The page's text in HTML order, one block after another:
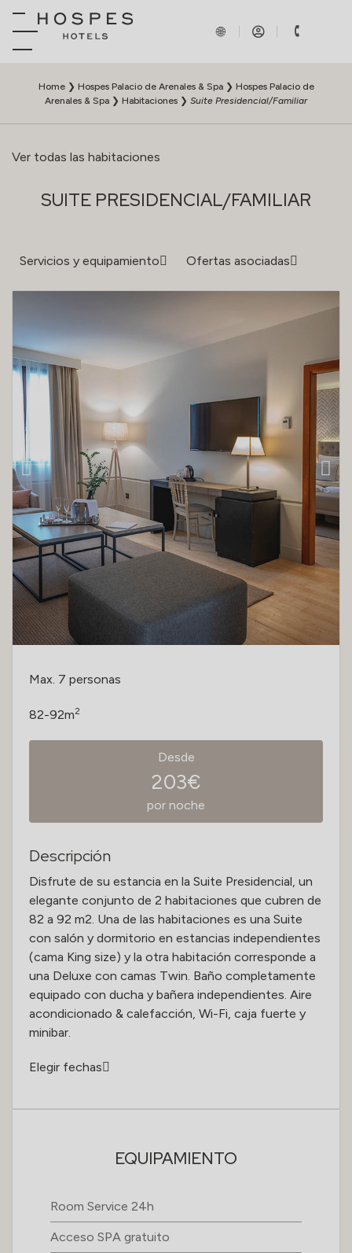
Home❯ Hospes Palacio de Arenales & Spa❯ Hospes Palacio de
Arenales & Spa ❯ Habitaciones ❯ Suite Presidencial/Familiar
Ver todas las habitaciones
SUITE PRESIDENCIAL/FAMILIAR
Servicios y equipamiento Ofertas asociadas
Max. 7 personas
82-92m2
Desde
203€
por noche
Descripción
Disfrute de su estancia en la Suite Presidencial, un
elegante conjunto de 2 habitaciones que cubren de
82 a 92 m2. Una de las habitaciones es una Suite
con salón y dormitorio en estancias independientes
(cama King size) y la otra habitación corresponde a
una Deluxe con camas Twin. Baño completamente
equipado con ducha y bañera independientes. Aire
acondicionado & calefacción, Wi-Fi, caja fuerte y
minibar.
Elegir fechas
EQUIPAMIENTO
Room Service 24h
Acceso SPA gratuito